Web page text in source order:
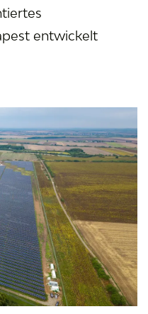
entwickelt